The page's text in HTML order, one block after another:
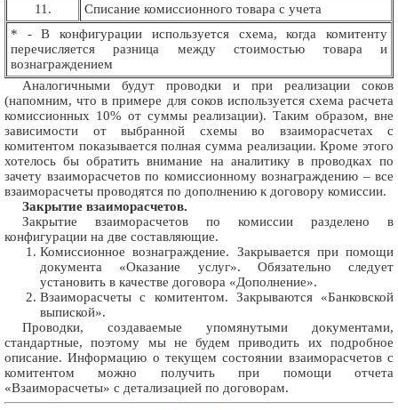
11.
Списание комиссионного товара с учета
* - В конфигурации используется схема, когда комитенту
перечисляется разница между стоимостью товара и
вознаграждением
Аналогичными будут проводки и при реализации соков
(напомним, что в примере для соков используется схема расчета
комиссионных 10% от суммы реализации). Таким образом, вне
зависимости от выбранной схемы во взаиморасчетах с
комитентом показывается полная сумма реализации. Кроме этого
хотелось бы обратить внимание на аналитику в проводках по
зачету взаиморасчетов по комиссионному вознаграждению – все
взаиморасчеты проводятся по дополнению к договору комиссии.
Закрытие взаиморасчетов.
Закрытие взаиморасчетов по комиссии разделено в
конфигурации на две составляющие.
Комиссионное вознаграждение. Закрывается при помощи
документа «Оказание услуг». Обязательно следует
установить в качестве договора «Дополнение».
Взаиморасчеты с комитентом. Закрываются «Банковской
выпиской».
Проводки, создаваемые упомянутыми документами,
стандартные, поэтому мы не будем приводить их подробное
описание. Информацию о текущем состоянии взаиморасчетов с
комитентом можно получить при помощи отчета
«Взаиморасчеты» с детализацией по договорам.